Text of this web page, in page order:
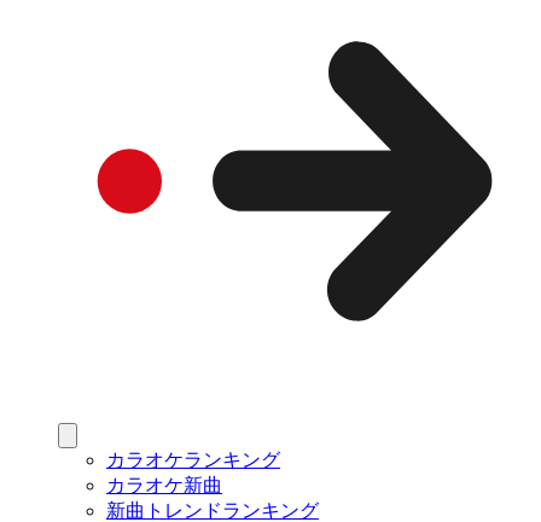
カラオケランキング
カラオケ新曲
新曲トレンドランキング